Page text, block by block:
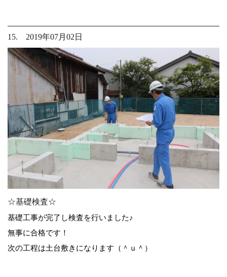
15. 2019年07月02日
☆基礎検査☆
基礎工事が完了し検査を行いました♪
無事に合格です！
次の工程は土台敷きになります（＾ｕ＾）